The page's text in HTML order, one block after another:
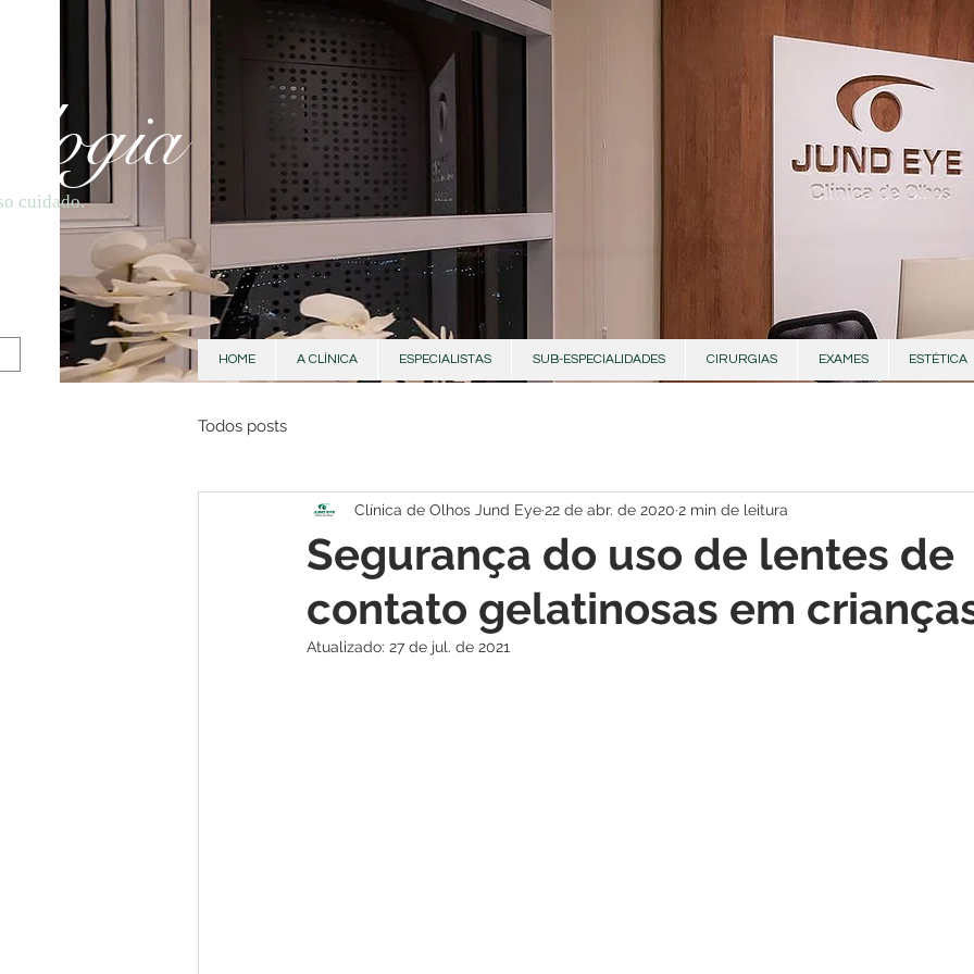
cuidado.
HOME A CLÍNICA ESPECIALISTAS SUB-ESPECIALIDADES CIRURGIAS EXAMES ESTÉTICA
Todos posts
Segurança do uso de lentes de
contato gelatinosas em
Clínica de Olhos Jund Eye22 de abr. de 2020 2 min de leitura
Atualizado: 27 de jul. de 2021